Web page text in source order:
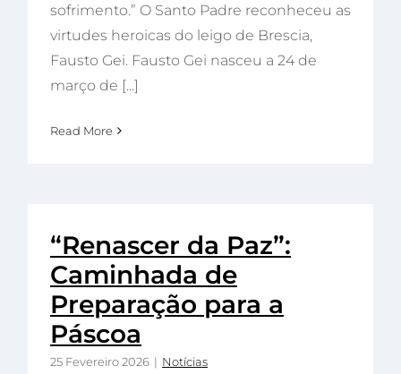
sofrimento.” O Santo Padre reconheceu as
virtudes heroicas do leigo de Brescia,
Fausto Gei. Fausto Gei nasceu a 24 de
março de [...]
Read More
“Renascer da Paz”:
Caminhada de
Preparação para a
Páscoa
25 Fevereiro 2026 | Notícias